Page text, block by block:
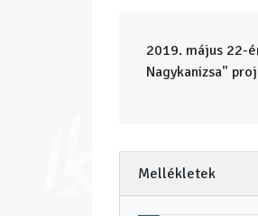
2019. május 22-
Nagykanizsa"
Mellékletek